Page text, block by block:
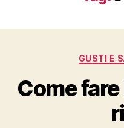
GUSTI E
Come